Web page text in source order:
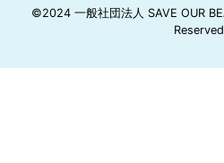
©2024 一般社団法人 SAVE OUR